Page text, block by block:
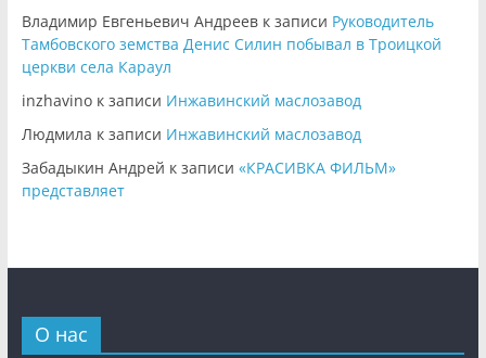
Владимир Евгеньевич Андреевк записи Руководитель
Тамбовского земства Денис Силин побывал в Троицкой
церкви села Караул
inzhavinoк записи Инжавинский маслозавод
Людмила к записи Инжавинский маслозавод
Забадыкин Андрей к записи «КРАСИВКА ФИЛЬМ»
представляет
О нас